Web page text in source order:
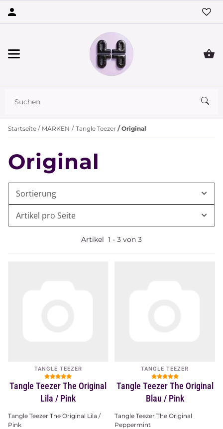
Startseite MARKEN Tangle Teezer Original
Original
Sortierung
Artikel pro Seite
Artikel 1 - 3 von 3
TANGLE TEEZER
Tangle Teezer The Original
Lila / Pink
Tangle Teezer The Original Lila /
Pink
TANGLE TEEZER
Tangle Teezer The Original
Blau / Pink
Tangle Teezer The Original
Peppermint